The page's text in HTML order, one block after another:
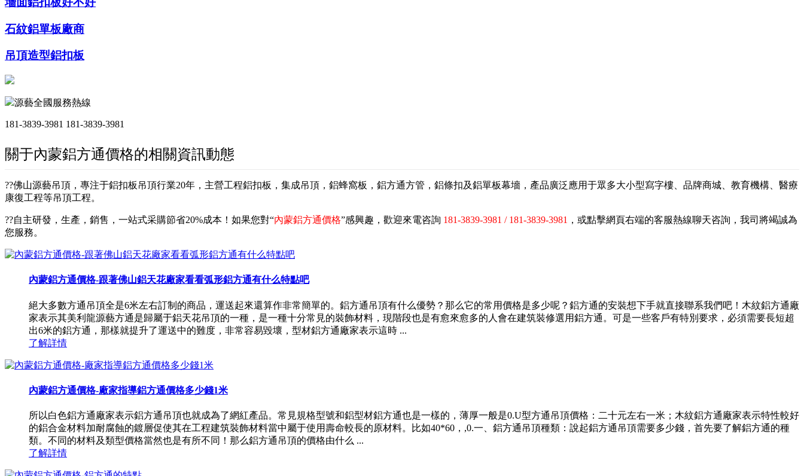
石紋鋁單板廠商
吊頂造型鋁扣板
源藝全國服務熱線
181-3839-3981 181-3839-3981
關于內蒙鋁方通價格的相關資訊動態
??佛山源藝吊頂，專注于鋁扣板吊頂行業20年，主營工程鋁扣板，集成吊頂，鋁蜂窩板，鋁方通方管，鋁條扣及鋁單板幕墻，產品廣泛應用于眾多大小型寫字樓、品牌商城、教育機構、醫療
康復工程等吊頂工程。
??自主研發，生產，銷售，一站式采購節省20%成本！如果您對“內蒙鋁方通價格”感興趣，歡迎來電咨詢 181-3839-3981 / 181-3839-3981 ，或點擊網頁右端的客服熱線聊天咨詢，我司將竭誠為
您服務。
內蒙鋁方通價格-跟著佛山鋁天花廠家看看弧形鋁方通有什么特點吧
絕大多數方通吊頂全是6米左右訂制的商品，運送起來還算作非常簡單的。鋁方通吊頂有什么優勢？那么它的常用價格是多少呢？鋁方通的安裝想下手就直接聯系我們吧！木紋鋁方通廠
家表示其美利龍源藝方通是歸屬于鋁天花吊頂的一種，是一種十分常見的裝飾材料，現階段也是有愈來愈多的人會在建筑裝修選用鋁方通。可是一些客戶有特別要求，必須需要長短超
出6米的鋁方通，那樣就提升了運送中的難度，非常容易毀壞，型材鋁方通廠家表示這時 ...
了解詳情
內蒙鋁方通價格-廠家指導鋁方通價格多少錢1米
所以白色鋁方通廠家表示鋁方通吊頂也就成為了網紅產品。常見規格型號和鋁型材鋁方通也是一樣的，薄厚一般是0.U型方通吊頂價格：二十元左右一米；木紋鋁方通廠家表示特性較好
的鋁合金材料加耐腐蝕的鍍層促使其在工程建筑裝飾材料當中屬于使用壽命較長的原材料。比如40*60，,0.一、鋁方通吊頂種類：說起鋁方通吊頂需要多少錢，首先要了解鋁方通的種
類。不同的材料及類型價格當然也是有所不同！那么鋁方通吊頂的價格由什么 ...
了解詳情